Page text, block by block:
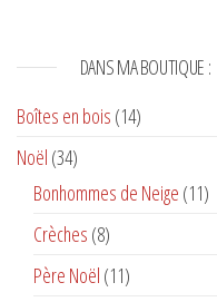
DANS MA BOUTIQUE :
Boîtes en bois (14)
Noël (34)
Bonhommes de Neige (11)
Crèches (8)
Père Noël (11)